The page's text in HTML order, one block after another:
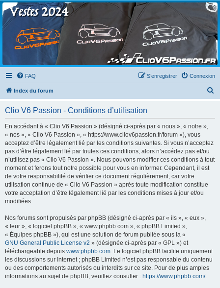
Clio V6 Passion
Le site français des passionnés de Clio V6
FAQ Connexion
S’enregistrer
Index du forum
c
Clio V6 Passion - Conditions d’utilisation
En accédant à « Clio V6 Passion » (désigné ci-après par « nous », « notre »,
« nos », « Clio V6 Passion », « https://www.cliov6passion.fr/forum »), vous
acceptez d’être légalement lié par les conditions suivantes. Si vous n’acceptez
pas d’être légalement lié par toutes ces conditions, alors n’accédez pas et/ou
n’utilisez pas « Clio V6 Passion ». Nous pouvons modifier ces conditions à tout
moment et ferons tout notre possible pour vous en informer. Cependant, il est
de votre responsabilité de vérifier ce document régulièrement, car votre
utilisation continue de « Clio V6 Passion » après toute modification constitue
votre acceptation d’être légalement lié par les conditions mises à jour et/ou
modifiées.
Nos forums sont propulsés par phpBB (désigné ci-après par « ils », « eux »,
« leur », « logiciel phpBB », « www.phpbb.com », « phpBB Limited »,
« Équipes phpBB »), qui est une solution de forum publiée sous la «
GNU General Public License v2 » (désignée ci-après par « GPL ») et
téléchargeable depuis www.phpbb.com. Le logiciel phpBB facilite uniquement
les discussions sur Internet ; phpBB Limited n’est pas responsable du contenu
ou des comportements autorisés ou interdits sur ce site. Pour de plus amples
informations au sujet de phpBB, veuillez consulter : https://www.phpbb.com/.